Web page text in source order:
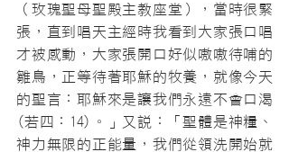
（玫瑰聖母聖殿主教座堂），當時很緊
張，直到唱天主經時我看到大家張口唱
才被感動，大家張開口好似嗷嗷待哺的
雛鳥，正等待著耶穌的牧養，就像今天
的聖言：耶穌來是讓我們永遠不會口渴
(若四：14)。」又說：「聖體是神糧、
神力無限的正能量，我們從領洗開始就